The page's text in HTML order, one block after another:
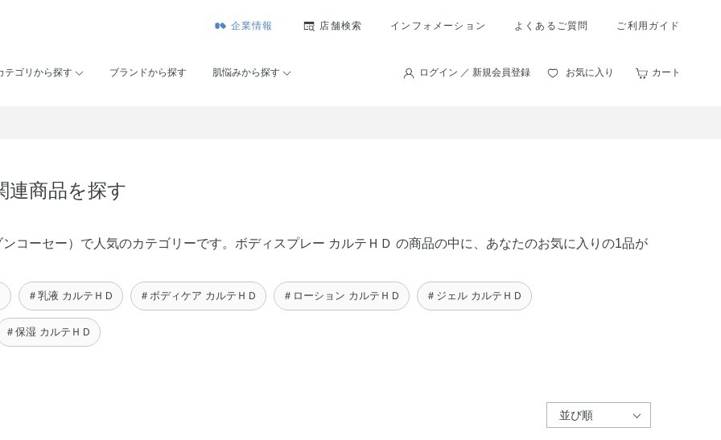
企業情報 店舗検索 インフォメーション よくあるご質問 ご利用ガイド
テゴリから探す ブランドから探す 肌悩みから探す ログイン ／ 新規会員登録 お気に入り カート
連商品を探す
コーセー）で人気のカテゴリーです。ボディスプレー カルテＨＤ の商品の中に、あなたのお気に入りの1品が
＃乳液 カルテＨＤ ＃ボディケア カルテＨＤ ＃ローション カルテＨＤ ＃ジェル カルテＨＤ
＃保湿 カルテＨＤ